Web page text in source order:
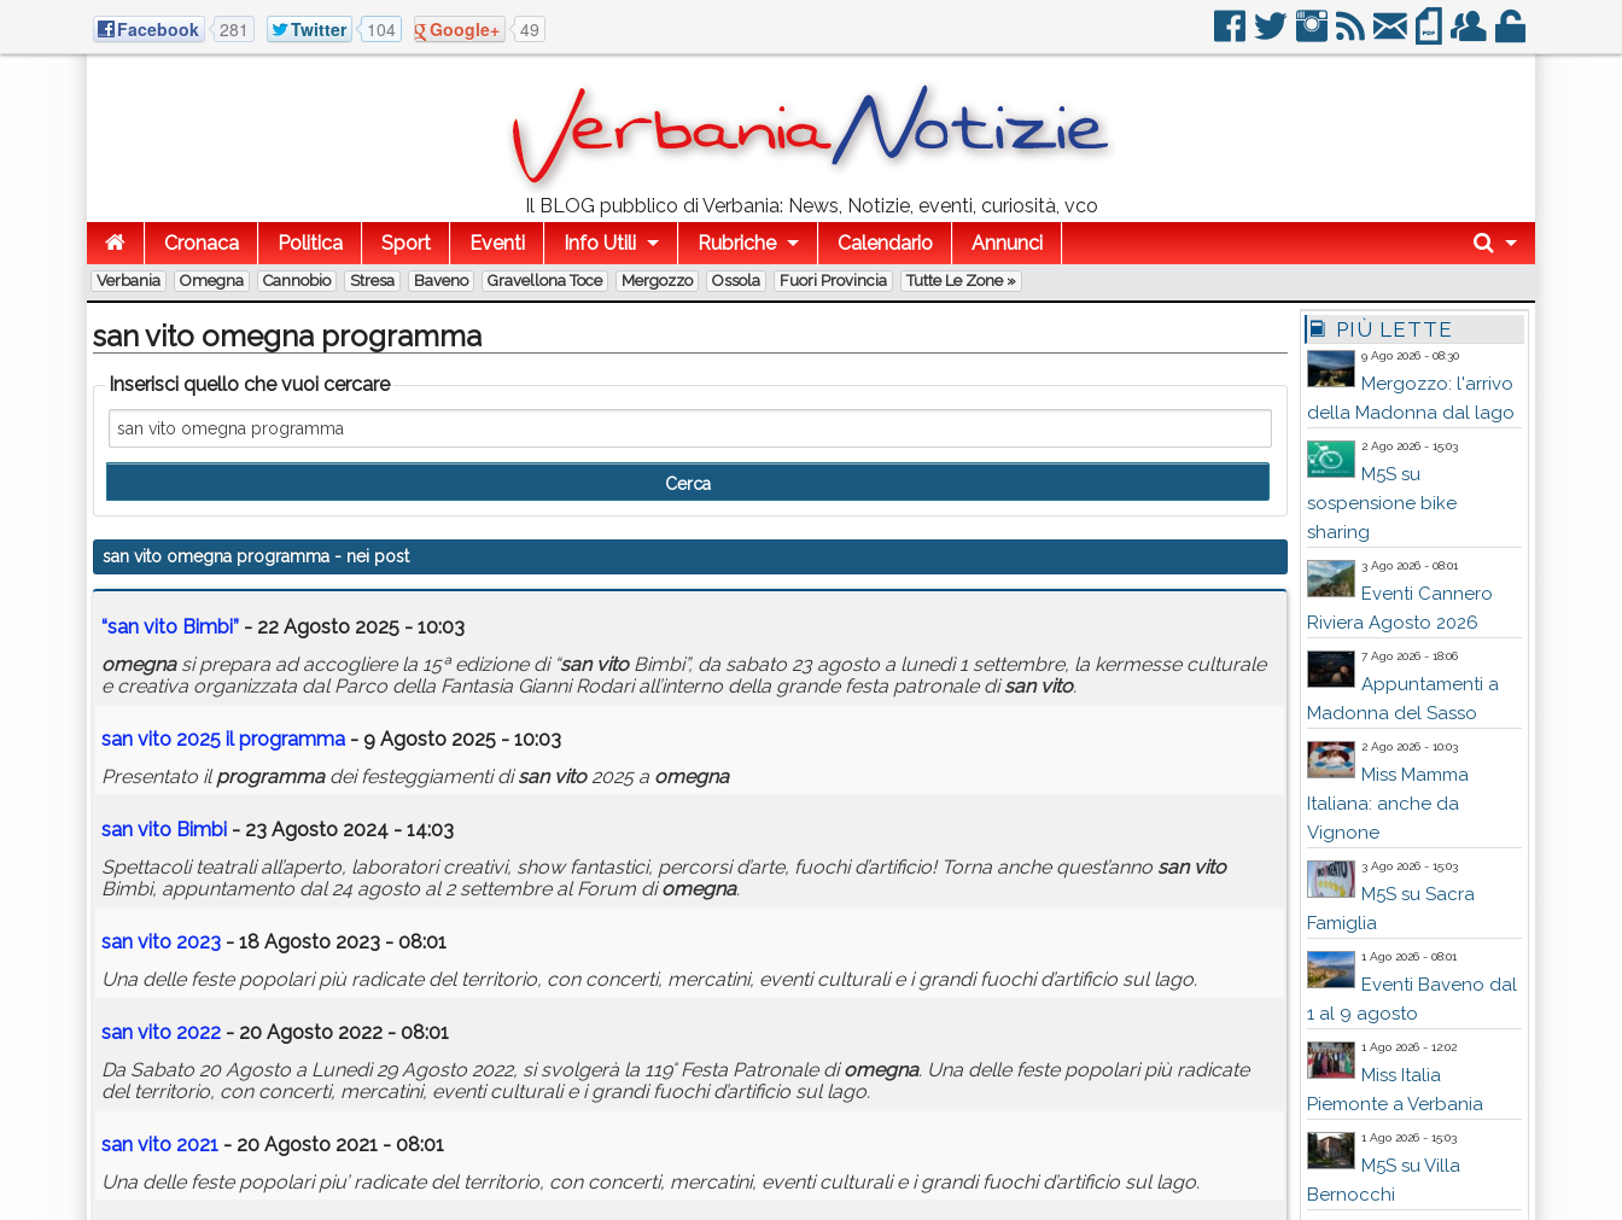
Facebook 281 Twitter 104 Google+ 49
Il BLOG pubblico di Verbania: News, Notizie, eventi, curiosità, vco
Cronaca
Politica Sport Eventi Info Utili Rubriche Calendario Annunci
Verbania Omegna Cannobio Stresa Baveno Gravellona Toce Mergozzo Ossola Fuori Provincia Tutte Le Zone »
san vito omegna programma
Inserisci quello che vuoi cercare
san vito omegna programma - nei post
“san vito Bimbi” - 22 Agosto 2025 - 10:03
omegnasi prepara ad accogliere la 15ª edizione di “san vitoBimbi”, da sabato 23 agosto a lunedì 1 settembre, la kermesse culturale
e creativa organizzata dal Parco della Fantasia Gianni Rodari all’interno della grande festa patronale disan vito.
san vito 2025 ilprogramma - 9 Agosto 2025 - 10:03
Presentato ilprogrammadei festeggiamenti disan vito2025 a omegna
san vito Bimbi - 23 Agosto 2024 - 14:03
Spettacoli teatrali all’aperto, laboratori creativi, show fantastici, percorsi d’arte, fuochi d’artificio! Torna anche quest’anno san vito
Bimbi, appuntamento dal 24 agosto al 2 settembre al Forum diomegna.
san vito 2023 - 18 Agosto 2023 - 08:01
Una delle feste popolari più radicate del territorio, con concerti, mercatini, eventi culturali e i grandi fuochi d’artificio sul lago.
san vito 2022 - 20 Agosto 2022 - 08:01
Da Sabato 20 Agosto a Lunedì 29 Agosto 2022, si svolgerà la 119° Festa Patronale diomegna. Una delle feste popolari più radicate
del territorio, con concerti, mercatini, eventi culturali e i grandi fuochi d’artificio sul lago.
san vito 2021 - 20 Agosto 2021 - 08:01
Una delle feste popolari piu’ radicate del territorio, con concerti, mercatini, eventi culturali e i grandi fuochi d’artificio sul lago.
PIÙ LETTE
9 Ago 2026 - 08:30
Mergozzo: l'arrivo
della Madonna dal lago
2 Ago 2026 - 15:03
M5S su
sospensione bike
sharing
3 Ago 2026 - 08:01
Eventi Cannero
Riviera Agosto 2026
7 Ago 2026 - 18:06
Appuntamenti a
Madonna del Sasso
2 Ago 2026 - 10:03
Miss Mamma
Italiana: anche da
Vignone
3 Ago 2026 - 15:03
M5S su Sacra
Famiglia
1 Ago 2026 - 08:01
Eventi Baveno dal
1 al 9 agosto
1 Ago 2026 - 12:02
Miss Italia
Piemonte a Verbania
1 Ago 2026 - 15:03
M5S su Villa
Bernocchi